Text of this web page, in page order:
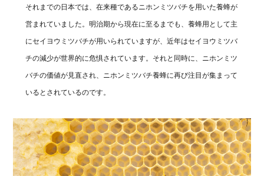
それまでの日本では、在来種であるニホンミツバチを用いた養蜂が
営まれていました。明治期から現在に至るまでも、養蜂用として主
にセイヨウミツバチが用いられていますが、近年はセイヨウミツバ
チの減少が世界的に危惧されています。それと同時に、ニホンミツ
バチの価値が見直され、ニホンミツバチ養蜂に再び注目が集まって
いるとされているのです。